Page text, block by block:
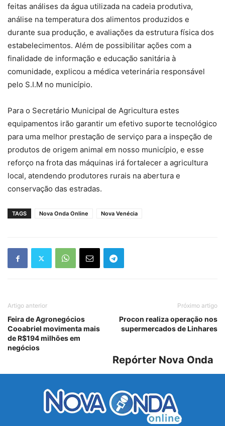
feitas análises da água utilizada na cadeia produtiva,
análise na temperatura dos alimentos produzidos e
durante sua produção, e avaliações da estrutura física dos
estabelecimentos. Além de possibilitar ações com a
finalidade de informação e educação sanitária à
comunidade, explicou a médica veterinária responsável
pelo S.I.M no município.
Para o Secretário Municipal de Agricultura estes
equipamentos irão garantir um efetivo suporte tecnológico
para uma melhor prestação de serviço para a inspeção de
produtos de origem animal em nosso município, e esse
reforço na frota das máquinas irá fortalecer a agricultura
local, atendendo produtores rurais na abertura e
conservação das estradas.
TAGS Nova Onda Online Nova Venécia
Artigo anterior
Feira de Agronegócios
Cooabriel movimenta mais
de R$194 milhões em
negócios
Próximo artigo
Procon realiza operação nos
supermercados de Linhares
Repórter Nova Onda